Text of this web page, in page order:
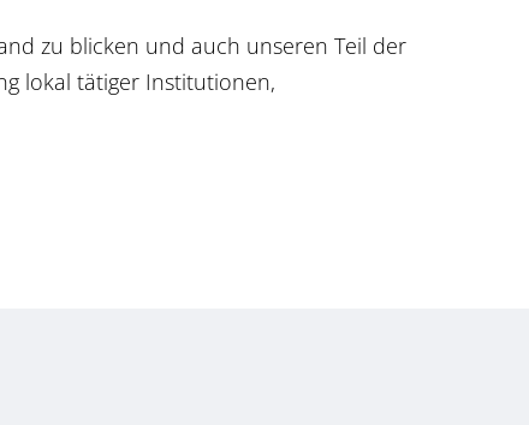
zu blicken und auch unseren Teil der
lokal tätiger Institutionen,